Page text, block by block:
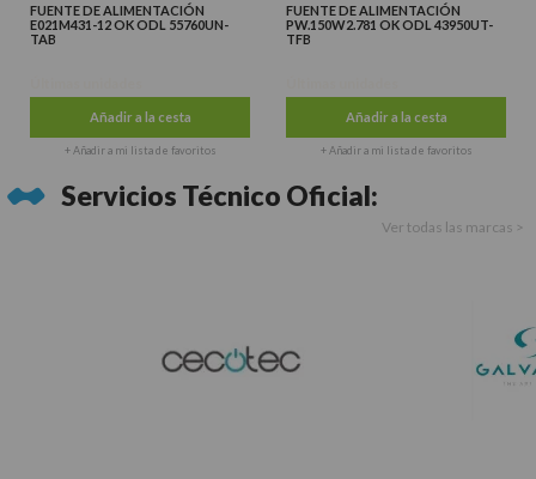
FUENTE DE ALIMENTACIÓN
E021M431-12 OK ODL 55760UN-
TAB
Añadir a la cesta
+ Añadir a mi lista de favoritos
FUENTE DE ALIMENTACIÓN
PW.150W2.781 OK ODL 43950UT-
TFB
Añadir a la cesta
+ Añadir a mi lista de favoritos
Servicios Técnico Oficial:
Ver todas las marcas >